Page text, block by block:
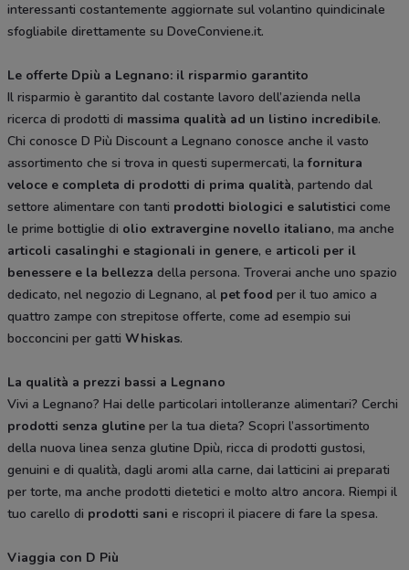
interessanti costantemente aggiornate sul volantino quindicinale
sfogliabile direttamente su DoveConviene.it.
Le offerte Dpiù a Legnano: il risparmio garantito
Il risparmio è garantito dal costante lavoro dell’azienda nella
ricerca di prodotti di massima qualità ad un listino incredibile.
Chi conosce D Più Discount a Legnano conosce anche il vasto
assortimento che si trova in questi supermercati, lafornitura
veloce e completa di prodotti di prima qualità, partendo dal
settore alimentare con tanti prodotti biologici e salutistici come
le prime bottiglie di olio extravergine novello italiano, ma anche
articoli casalinghi e stagionali in genere, e articoli per il
benessere e la bellezza della persona. Troverai anche uno spazio
dedicato, nel negozio di Legnano, al pet food per il tuo amico a
quattro zampe con strepitose offerte, come ad esempio sui
bocconcini per gatti Whiskas.
La qualità a prezzi bassi a Legnano
Vivi a Legnano? Hai delle particolari intolleranze alimentari? Cerchi
prodotti senza glutine per la tua dieta? Scopri l’assortimento
della nuova linea senza glutine Dpiù, ricca di prodotti gustosi,
genuini e di qualità, dagli aromi alla carne, dai latticini ai preparati
per torte, ma anche prodotti dietetici e molto altro ancora. Riempi il
tuo carello di prodotti sani e riscopri il piacere di fare la spesa.
Viaggia con D Più